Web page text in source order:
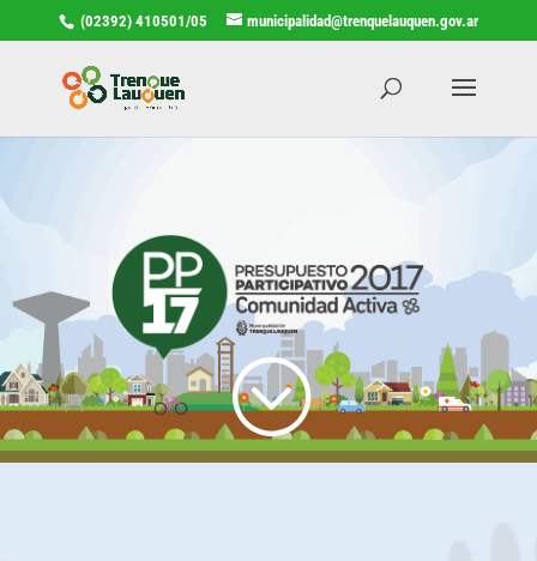
(02392) 410501/05 municipalidad@trenquelauquen.gov.ar
;